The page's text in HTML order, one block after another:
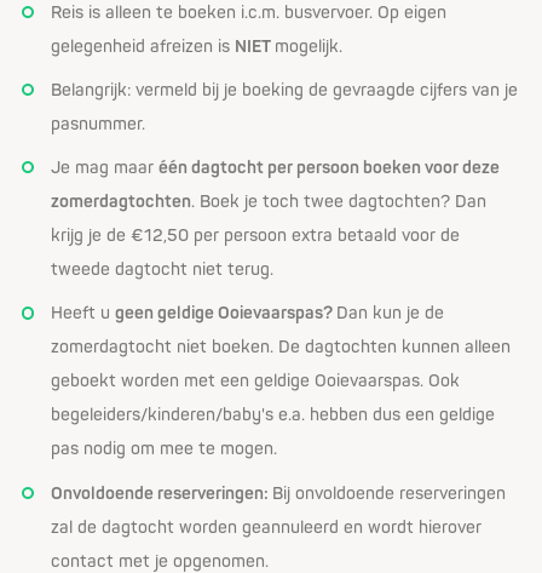
Reis is alleen te boeken i.c.m. busvervoer. Op eigen
gelegenheid afreizen is NIET mogelijk.
Belangrijk: vermeld bij je boeking de gevraagde cijfers van je
pasnummer.
Je mag maaréén dagtocht per persoon boeken voor deze
zomerdagtochten. Boek je toch twee dagtochten? Dan
krijg je de €12,50 per persoon extra betaald voor de
tweede dagtocht niet terug.
Heeft ugeen geldige Ooievaarspas? Dan kun je de
zomerdagtocht niet boeken. De dagtochten kunnen alleen
geboekt worden met een geldige Ooievaarspas. Ook
begeleiders/kinderen/baby's e.a. hebben dus een geldige
pas nodig om mee te mogen.
Onvoldoende reserveringen: Bij onvoldoende reserveringen
zal de dagtocht worden geannuleerd en wordt hierover
contact met je opgenomen.